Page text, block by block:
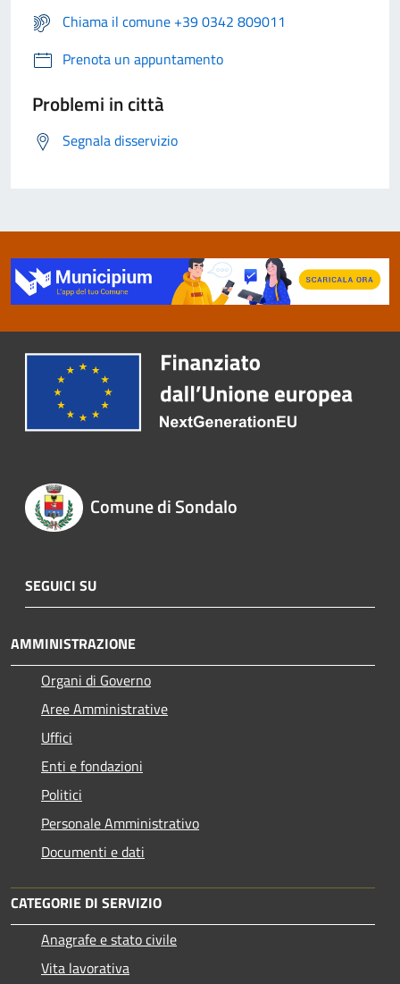
Chiama il comune +39 0342 809011
Prenota un appuntamento
Problemi in città
Segnala disservizio
Comune di Sondalo
SEGUICI SU
AMMINISTRAZIONE
Organi di Governo
Aree Amministrative
Uffici
Enti e fondazioni
Politici
Personale Amministrativo
Documenti e dati
CATEGORIE DI SERVIZIO
Anagrafe e stato civile
Vita lavorativa